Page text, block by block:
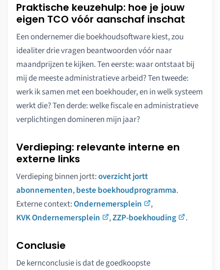
Praktische keuzehulp: hoe je jouw
eigen TCO vóór aanschaf inschat
Een ondernemer die boekhoudsoftware kiest, zou
idealiter drie vragen beantwoorden vóór naar
maandprijzen te kijken. Ten eerste: waar ontstaat bij
mij de meeste administratieve arbeid? Ten tweede:
werk ik samen met een boekhouder, en in welk systeem
werkt die? Ten derde: welke fiscale en administratieve
verplichtingen domineren mijn jaar?
Verdieping: relevante interne en
externe links
Verdieping binnen jortt:overzicht jortt
abonnementen,beste boekhoudprogramma.
Externe context:Ondernemersplein
,
KVK Ondernemersplein
,ZZP-boekhouding .
Conclusie
De kernconclusie is dat de goedkoopste